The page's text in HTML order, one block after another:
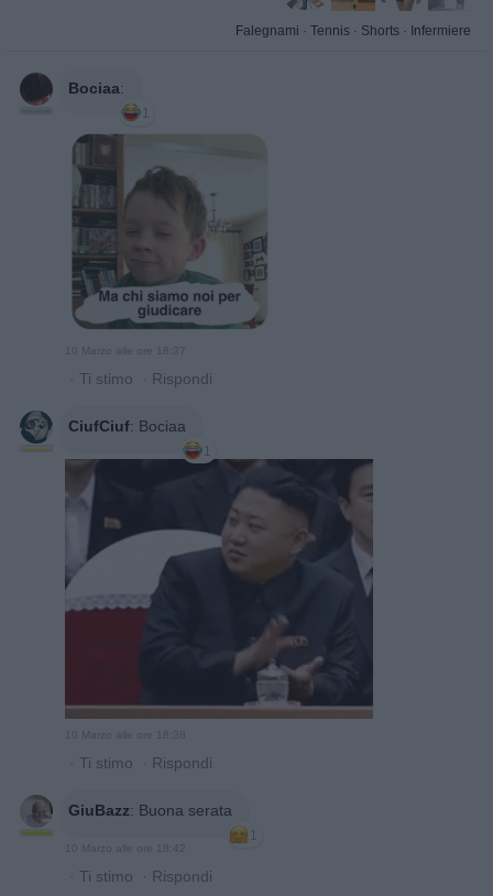
Falegnami · Tennis · Shorts · Infermiere
Bociaa:
1
10 Marzo alle ore 18:37
· Ti stimo · Rispondi
CiufCiuf: Bociaa
1
10 Marzo alle ore 18:38
· Ti stimo · Rispondi
GiuBazz: Buona serata
1
10 Marzo alle ore 18:42
· Ti stimo · Rispondi